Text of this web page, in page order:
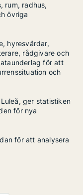
rum, radhus,
övriga
hyresvärdar,
rådgivare och
för att
och
ger statistiken
för nya
för att analysera